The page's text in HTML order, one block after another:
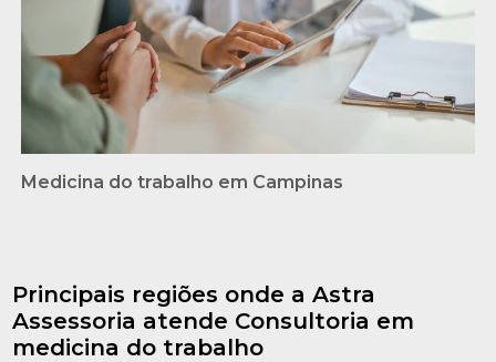
Medicina do trabalho em Campinas
Principais regiões onde a Astra
Assessoria atende Consultoria em
medicina do trabalho